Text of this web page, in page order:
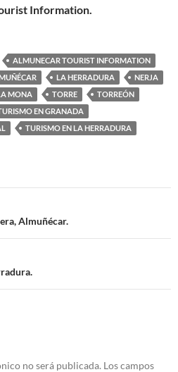
Information.
ALMUNECAR TOURIST INFORMATION
LA HERRADURA
NERJA
MONA TORRE
TORREÓN
EN GRANADA
TURISMO EN LA HERRADURA
Almuñécar.
no será publicada. Los campos